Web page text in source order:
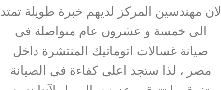
لان مهندسين المركز لديهم خبرة طويلة تمتد
الى خمسة و عشرون عام متواصلة فى
صيانة غسالات اتوماتيك المنتشرة داخل
مصر ، لذا ستجد اعلى كفاءة فى الصيانة